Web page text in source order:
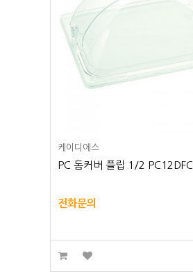
케이디에스
PC 돔커버 플립 1/2 PC12DFC
전화문의